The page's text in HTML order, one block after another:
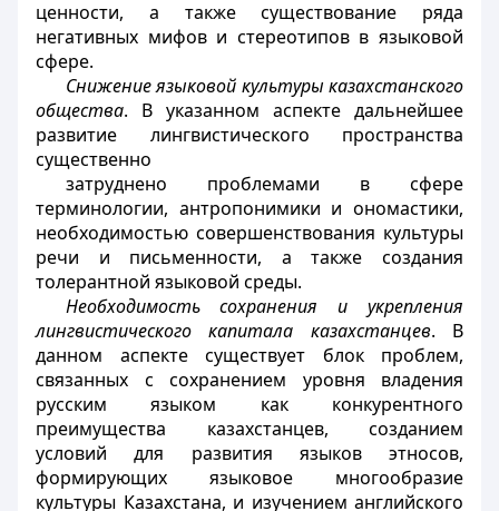
ценности, а также существование ряда
негативных мифов и стереотипов в языковой
сфере.
Снижение языковой культуры казахстанского
общества. В указанном аспекте дальнейшее
развитие лингвистического пространства
существенно
затруднено проблемами в сфере
терминологии, антропонимики и ономастики,
необходимостью совершенствования культуры
речи и письменности, а также создания
толерантной языковой среды.
Необходимость сохранения и укрепления
лингвистического капитала казахстанцев. В
данном аспекте существует блок проблем,
связанных с сохранением уровня владения
русским языком как конкурентного
преимущества казахстанцев, созданием
условий для развития языков этносов,
формирующих языковое многообразие
культуры Казахстана, и изучением английского